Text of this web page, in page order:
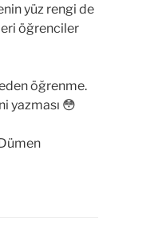
yüz rengi de
öğrenciler
öğrenme.
yazması 😳